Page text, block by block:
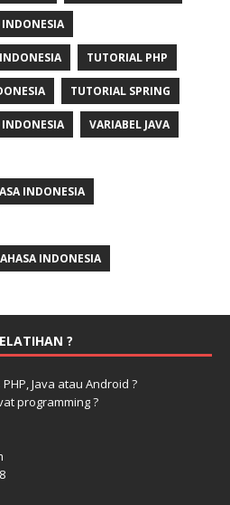
INDONESIA
TUTORIAL PHP
TUTORIAL SPRING
INDONESIA VARIABEL JAVA
INDONESIA
INDONESIA
?
Java atau Android ?
programming ?